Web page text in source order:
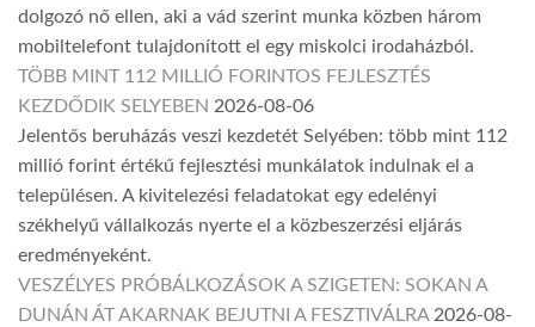
dolgozó nő ellen, aki a vád szerint munka közben három
mobiltelefont tulajdonított el egy miskolci irodaházból.
TÖBB MINT 112 MILLIÓ FORINTOS FEJLESZTÉS
KEZDŐDIK SELYEBEN 2026-08-06
Jelentős beruházás veszi kezdetét Selyében: több mint 112
millió forint értékű fejlesztési munkálatok indulnak el a
településen. A kivitelezési feladatokat egy edelényi
székhelyű vállalkozás nyerte el a közbeszerzési eljárás
eredményeként.
VESZÉLYES PRÓBÁLKOZÁSOK A SZIGETEN: SOKAN A
DUNÁN ÁT AKARNAK BEJUTNI A FESZTIVÁLRA 2026-08-